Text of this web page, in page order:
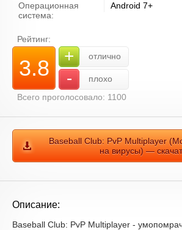
Операционная
система:
Android 7+
Рейтинг:
3.8 + отлично
-
плохо
Всего проголосовало: 1100
Baseball Club: PvP Multiplayer
на вирусы) —
Описание:
Baseball Club: PvP Multiplayer -